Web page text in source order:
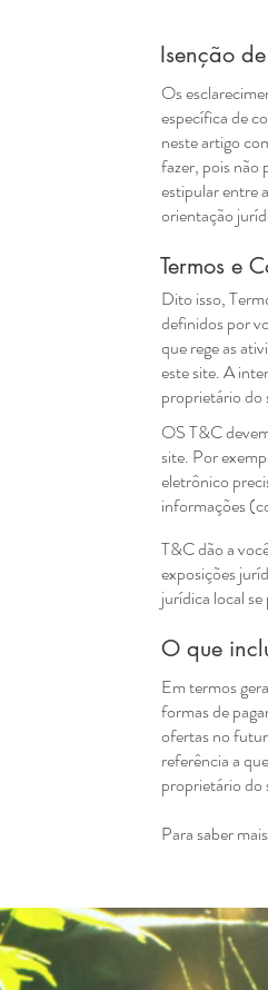
Isenção
Os
específica de
neste artigo
fazer, pois não
estipular entre
orientação
Termos e
Dito isso,
definidos por
que rege as
este site. A
proprietário do
OS T&C
site. Por
eletrônico
informações
T&C dão a
exposições
jurídica local
O que
Em termos
formas de
ofertas no
referência a
proprietário do
Para saber